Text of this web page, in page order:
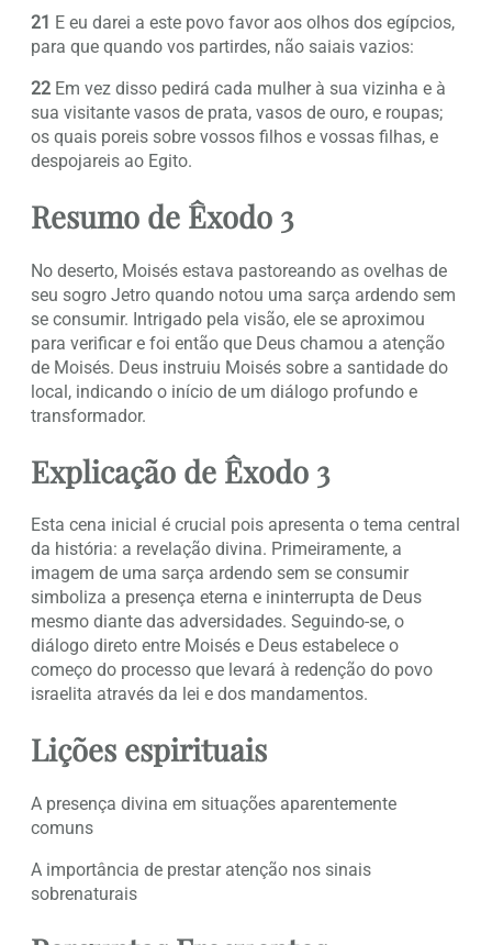
21 E eu darei a este povo favor aos olhos dos egípcios,
para que quando vos partirdes, não saiais vazios:
22 Em vez disso pedirá cada mulher à sua vizinha e à
sua visitante vasos de prata, vasos de ouro, e roupas;
os quais poreis sobre vossos filhos e vossas filhas, e
despojareis ao Egito.
Resumo de Êxodo 3
No deserto, Moisés estava pastoreando as ovelhas de
seu sogro Jetro quando notou uma sarça ardendo sem
se consumir. Intrigado pela visão, ele se aproximou
para verificar e foi então que Deus chamou a atenção
de Moisés. Deus instruiu Moisés sobre a santidade do
local, indicando o início de um diálogo profundo e
transformador.
Explicação de Êxodo 3
Esta cena inicial é crucial pois apresenta o tema central
da história: a revelação divina. Primeiramente, a
imagem de uma sarça ardendo sem se consumir
simboliza a presença eterna e ininterrupta de Deus
mesmo diante das adversidades. Seguindo-se, o
diálogo direto entre Moisés e Deus estabelece o
começo do processo que levará à redenção do povo
israelita através da lei e dos mandamentos.
Lições espirituais
A presença divina em situações aparentemente
comuns
A importância de prestar atenção nos sinais
sobrenaturais